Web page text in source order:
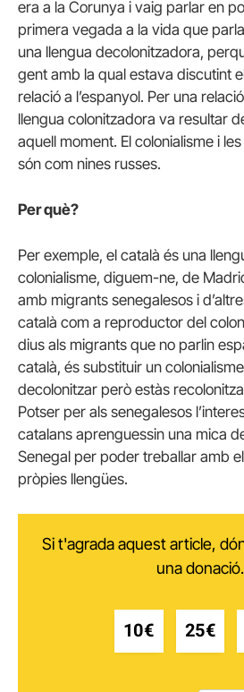
era a la Corunya i vaig parlar en
primera vegada a la vida que
una llengua decolonitzadora,
gent amb la qual estava discutint
relació a l’espanyol. Per una
llengua colonitzadora va resultar
aquell moment. El colonialisme i
són com nines russes.
Per què?
Per exemple, el català és una
colonialisme, diguem-ne, de
amb migrants senegalesos i
català com a reproductor del
dius als migrants que no parlin
català, és substituir un
decolonitzar però estàs
Potser per als senegalesos
catalans aprenguessin una mica
Senegal per poder treballar amb
pròpies llengües.
Si t'agrada aquest article,
una donació.
10€ 25€